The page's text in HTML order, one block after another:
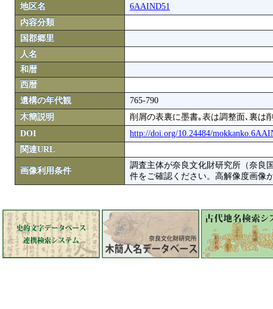
地区名
6AAIND51
内容分類
国郡郷里
人名
和暦
西暦
遺構の年代観
765-790
木簡説明
削屑の表裏に墨書｡表は調整面､裏は
DOI
http://doi.org/10.24484/
関連URL
画像利用条件
調査主体が奈良文化財研究所（奈良
件をご確認ください。高解像度画像